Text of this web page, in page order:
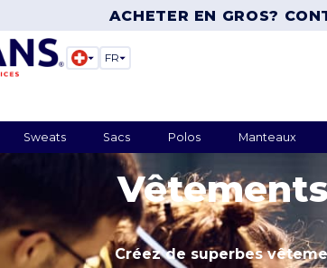
ACHETER EN GROS?
FR
Sweats Sacs Polos Manteaux
Créez de superbes